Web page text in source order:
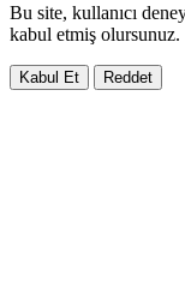
Bu site, kullanıcı
kabul etmiş olursunuz.
Kabul Et Reddet